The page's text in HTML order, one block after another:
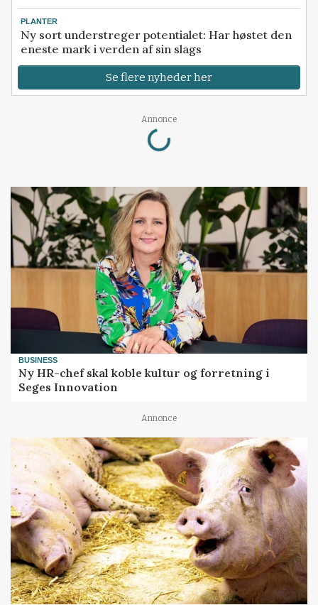
PLANTER
Ny sort understreger potentialet: Har høstet den
eneste mark i verden af sin slags
Se flere nyheder her
Annonce
Loading...
BUSINESS
Ny HR-chef skal koble kultur og forretning i
Seges Innovation
Annonce